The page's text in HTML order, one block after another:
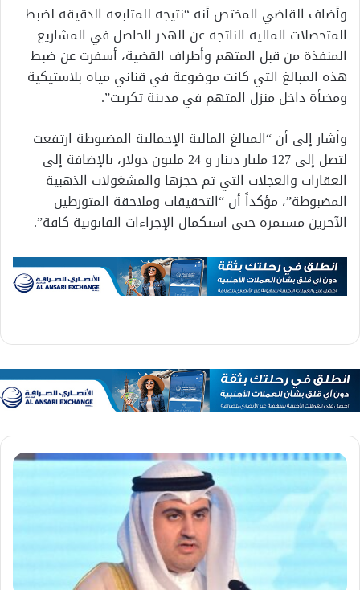
وأضاف القاضي المختص أنه “نتيجة للمتابعة الدقيقة لضبط
المتحصلات المالية الناتجة عن الهدر الحاصل في المشاريع
المنفذة من قبل المتهم وأطراف القضية، أسفرت عن ضبط
هذه المبالغ التي كانت موضوعة في قناني مياه بلاستيكية
ومخبأة داخل منزل المتهم في مدينة تكريت”.
وأشار إلى أن “المبالغ المالية الإجمالية المضبوطة ارتفعت
لتصل إلى 127 مليار دينار و 24 مليون دولار، بالإضافة إلى
العقارات والعجلات التي تم حجزها والمشغولات الذهبية
المضبوطة”، مؤكداً أن “التحقيقات وملاحقة المتورطين
الآخرين مستمرة حتى استكمال الإجراءات القانونية كافة”.